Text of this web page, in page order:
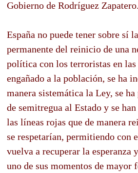
Gobierno de Rodríguez Zapatero.
España no puede tener sobre sí
permanente del reinicio de una
política con los terroristas en las
engañado a la población, se ha
manera sistemática la Ley, se
de semitregua al Estado y se
las líneas rojas que de manera
se respetarían, permitiendo con
vuelva a recuperar la esperanza
uno de sus momentos de mayor